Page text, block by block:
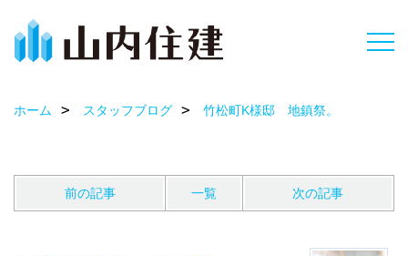
ホーム スタッフブログ 竹松町K様邸 地鎮祭。
前の記事 一覧 次の記事